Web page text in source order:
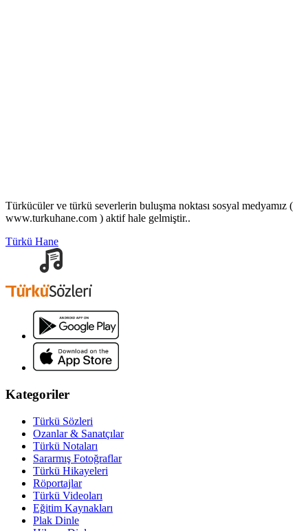
Türkücüler ve türkü severlerin buluşma noktası sosyal medyamız (
www.turkuhane.com ) aktif hale gelmiştir..
Türkü Hane
Kategoriler
Türkü Sözleri
Ozanlar & Sanatçılar
Türkü Notaları
Sararmış Fotoğraflar
Türkü Hikayeleri
Röportajlar
Türkü Videoları
Eğitim Kaynakları
Plak Dinle